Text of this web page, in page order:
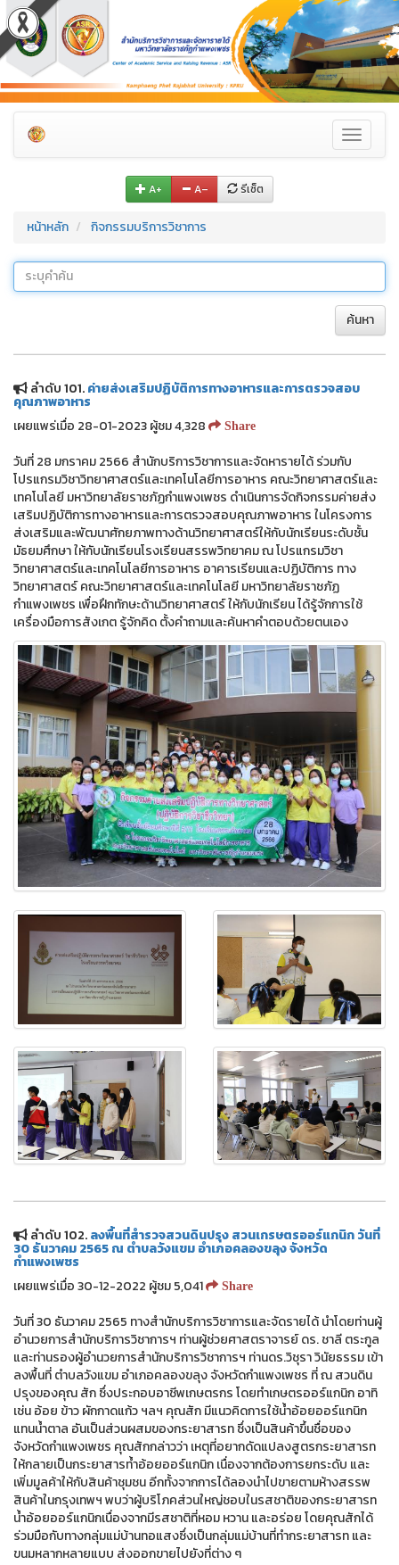
Toggle
A+ A– รีเซ็ต
หน้าหลัก กิจกรรมบริการวิชาการ
ค้นหา
ลำดับ 101.ค่ายส่งเสริมปฏิบัติการทางอาหารและการตรวจสอบ
คุณภาพอาหาร
เผยแพร่เมื่อ 28-01-2023 ผู้ชม 4,328
Share
วันที่ 28 มกราคม 2566 สำนักบริการวิชาการและจัดหารายได้ ร่วมกับ
โปรแกรมวิชาวิทยาศาสตร์และเทคโนโลยีการอาหาร คณะวิทยาศาสตร์และ
เทคโนโลยี มหาวิทยาลัยราชภัฏกำแพงเพชร ดำเนินการจัดกิจกรรมค่ายส่ง
เสริมปฏิบัติการทางอาหารและการตรวจสอบคุณภาพอาหาร ในโครงการ
ส่งเสริมและพัฒนาศักยภาพทางด้านวิทยาศาสตร์ให้กับนักเรียนระดับชั้น
มัธยมศึกษา ให้กับนักเรียนโรงเรียนสรรพวิทยาคม ณ โปรแกรมวิชา
วิทยาศาสตร์และเทคโนโลยีการอาหาร อาคารเรียนและปฏิบัติการ ทาง
วิทยาศาสตร์ คณะวิทยาศาสตร์และเทคโนโลยี มหาวิทยาลัยราชภัฏ
กำแพงเพชร เพื่อฝึกทักษะด้านวิทยาศาสตร์ ให้กับนักเรียน ได้รู้จักการใช้
เครื่องมือการสังเกต รู้จักคิด ตั้งคำถามและค้นหาคำตอบด้วยตนเอง
ลำดับ 102.ลงพื้นที่สำรวจสวนดินปรุง สวนเกรษตรออร์แกนิก วันที่
30 ธันวาคม 2565 ณ ตำบลวังแขม อำเภอคลองขลุง จังหวัด
กำแพงเพชร
เผยแพร่เมื่อ 30-12-2022 ผู้ชม 5,041
Share
วันที่ 30 ธันวาคม 2565 ทางสำนักบริการวิชาการและจัดรายได้ นำโดยท่านผู้
อำนวยการสำนักบริการวิชาการฯ ท่านผู้ช่วยศาสตราจารย์ ดร. ชาลี ตระกูล
และท่านรองผู้อำนวยการสำนักบริการวิชาการฯ ท่านดร.วิชุรา วินัยธรรม เข้า
ลงพื้นที่ ตำบลวังแขม อำเภอคลองขลุง จังหวัดกำแพงเพชร ที่ ณ สวนดิน
ปรุงของคุณ สัก ซึ่งประกอบอาชีพเกษตรกร โดยทำเกษตรออร์แกนิก อาทิ
เช่น อ้อย ข้าว ผักกาดแก้ว ฯลฯ คุณสัก มีแนวคิดการใช้น้ำอ้อยออร์แกนิก
แทนน้ำตาล อันเป็นส่วนผสมของกระยาสารท ซึ่งเป็นสินค้าขึ้นชื่อของ
จังหวัดกำแพงเพชร คุณสักกล่าวว่า เหตุที่อยากดัดแปลงสูตรกระยาสารท
ให้กลายเป็นกระยาสารท้ำอ้อยออร์แกนิก เนื่องจากต้องการยกระดับ และ
เพิ่มมูลค้าให้กับสินค้าชุมชน อีกทั้งจากการได้ลองนำไปขายตามห้างสรรพ
สินค้าในกรุงเทพฯ พบว่าผู้บริโภคส่วนใหญ่ชอบในรสชาติของกระยาสารท
น้ำอ้อยออร์แกนิกเนื่องจากมีรสชาติที่หอม หวาน และอร่อย โดยคุณสักได้
ร่วมมือกับทางกลุ่มแม่บ้านทอแสงซึ่งเป็นกลุ่มแม่บ้านที่ทำกระยาสารท และ
ขนมหลากหลายแบบ ส่งออกขายไปยังที่ต่าง ๆ